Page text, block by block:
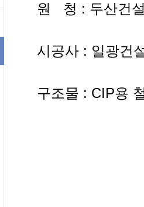
원 청 : 두산건
시공사 : 일광건
구조물 : CIP용